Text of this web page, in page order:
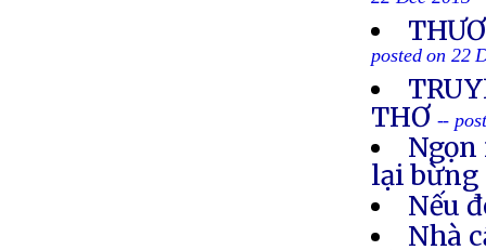
posted on 22
THƠ --
lại bừng
Nếu
Nhà